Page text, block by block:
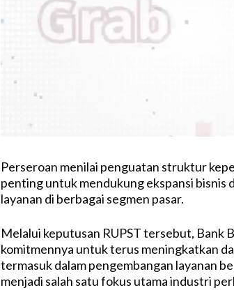
Perseroan menilai penguatan struktur
penting untuk mendukung ekspansi bisnis
layanan di berbagai segmen pasar.
Melalui keputusan RUPST tersebut, Bank
komitmennya untuk terus meningkatkan
termasuk dalam pengembangan layanan
menjadi salah satu fokus utama industri